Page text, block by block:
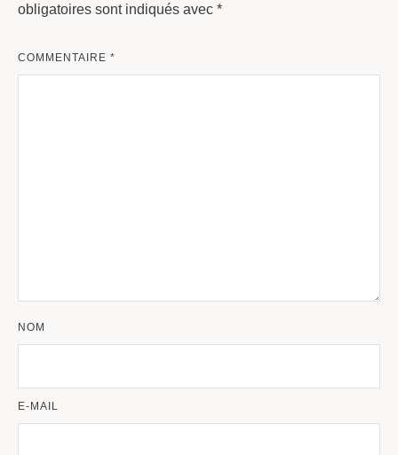
obligatoires sont indiqués avec *
COMMENTAIRE *
NOM
E-MAIL